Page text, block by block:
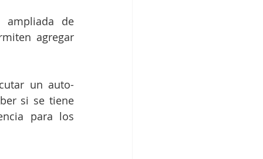
ampliada de
agregar
un auto-
si se tiene
para los